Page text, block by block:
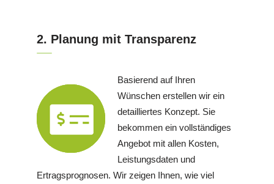
2. Planung mit Transparenz
Basierend auf Ihren
Wünschen erstellen wir ein
detailliertes Konzept. Sie
bekommen ein vollständiges
Angebot mit allen Kosten,
Leistungsdaten und
Ertragsprognosen. Wir zeigen Ihnen, wie viel